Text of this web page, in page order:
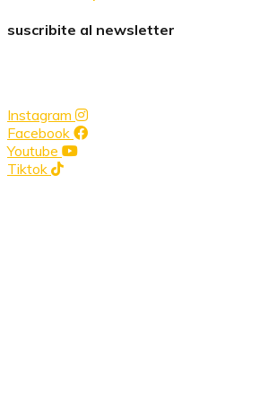
suscribite al newsletter
Instagram
Facebook
Youtube
Tiktok